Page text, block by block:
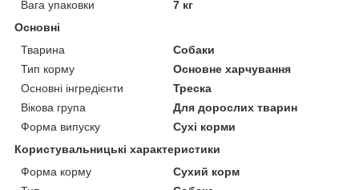
Вага упаковки
7 кг
Основні
Тварина
Собаки
Тип корму
Основне харчування
Основні інгредієнти
Треска
Вікова група
Для дорослих тварин
Форма випуску
Сухі корми
Користувальницькі характеристики
Форма корму
Сухий корм